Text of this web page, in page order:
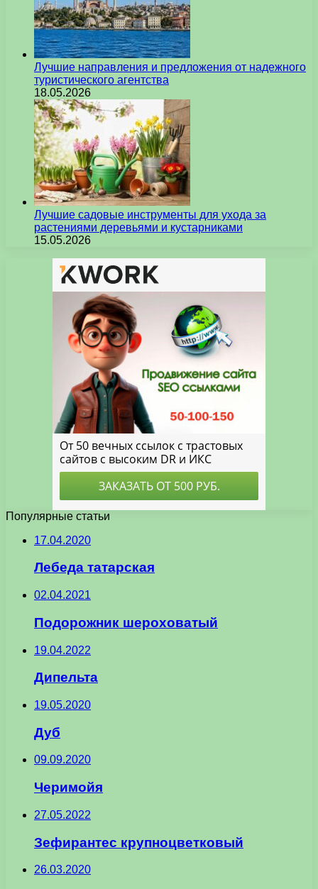
Лучшие направления и предложения от надежного
туристического агентства
18.05.2026
Лучшие садовые инструменты для ухода за
растениями деревьями и кустарниками
15.05.2026
Популярные статьи
17.04.2020
Лебеда татарская
02.04.2021
Подорожник шероховатый
19.04.2022
Дипельта
19.05.2020
Дуб
09.09.2020
Черимойя
27.05.2022
Зефирантес крупноцветковый
26.03.2020